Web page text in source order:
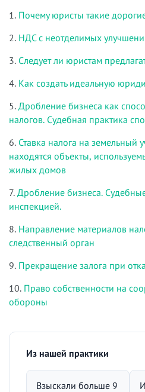
1. Почему юристы такие
2. НДС с неотделимых
3. Следует ли юристам
4. Как создать идеальную
5. Дробление бизнеса как
налогов. Судебная практика
6. Ставка налога на земельный
находятся объекты,
жилых домов
7. Дробление бизнеса.
инспекцией.
8. Направление материалов
следственный орган
9. Прекращение залога при
10. Право собственности на
обороны
Из нашей практики
Взыскали больше 9